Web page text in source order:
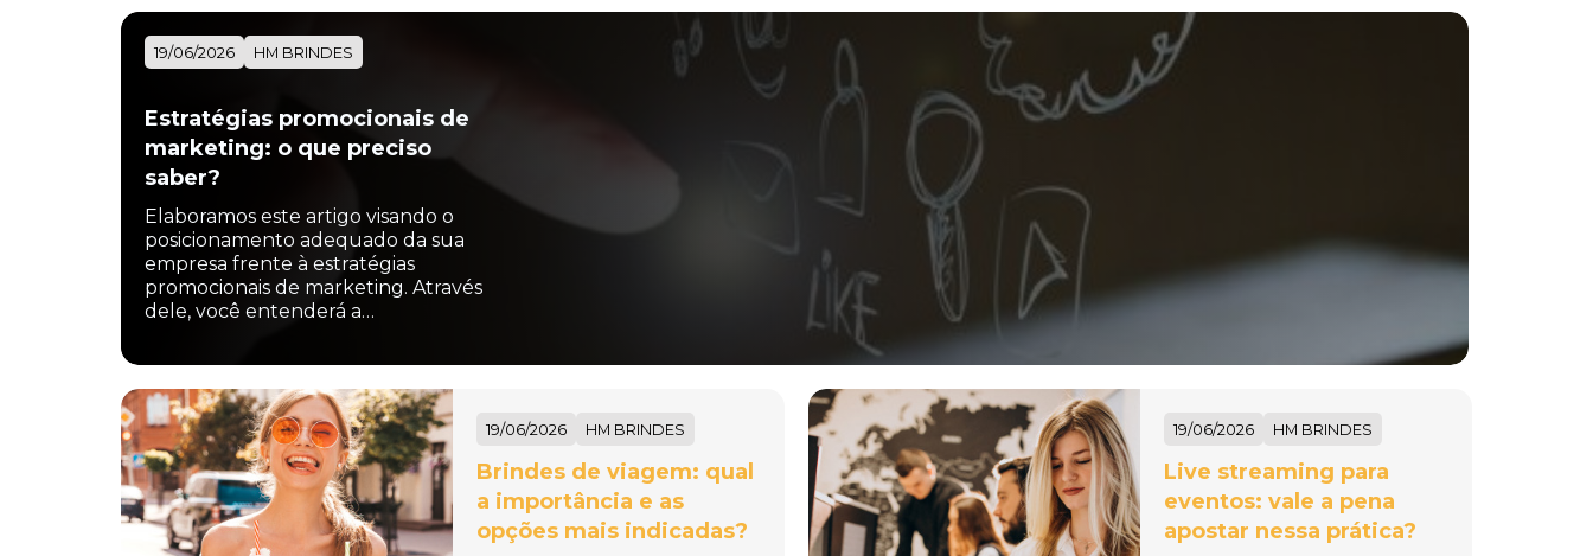
19/06/2026 HM BRINDES
Estratégias promocionais de
marketing: o que preciso
saber?
Elaboramos este artigo visando o
posicionamento adequado da sua
empresa frente à estratégias
promocionais de marketing. Através
dele, você entenderá a…
19/06/2026 HM BRINDES
Brindes de viagem: qual
a importância e as
opções mais indicadas?
19/06/2026 HM BRINDES
Live streaming para
eventos: vale a pena
apostar nessa prática?